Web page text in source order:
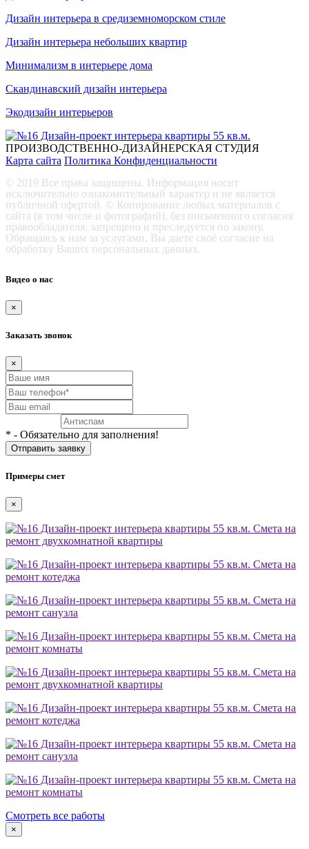
Дизайн интерьера в средиземноморском стиле
Дизайн интерьера небольших квартир
Минимализм в интерьере дома
Скандинавский дизайн интерьера
Экодизайн интерьеров
ПРОИЗВОДСТВЕННО-ДИЗАЙНЕРСКАЯ СТУДИЯ
Карта сайта Политика Конфиденциальности
© 2019 Все права защищены. Информация носит
исключительно ознакомительный характер и не является
публичной офертой. © Копирование любых материалов с
сайта (в том числе и фотографий), без письменного согласия
правообладателя, запрещено и преследуется по закону.
Обращаясь к нам за услугами, Вы даете своё согласие на
обработку Ваших персональных данных.
Видео о нас
×
Заказать звонок
×
* - Обязательно для заполнения!
Примеры смет
×
Смета на
ремонт двухкомнатной квартиры
Смета на
ремонт котеджа
Смета на
ремонт санузла
Смета на
ремонт комнаты
Смета на
ремонт двухкомнатной квартиры
Смета на
ремонт котеджа
Смета на
ремонт санузла
Смета на
ремонт комнаты
Смотреть все работы
×